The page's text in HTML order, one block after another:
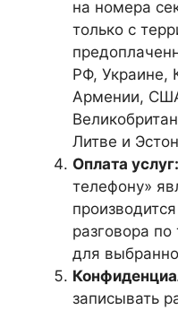
на номера
только с
РФ, Украине,
Армении,
Литве и
Оплата услуг:
телефону»
разговора
для
записывать